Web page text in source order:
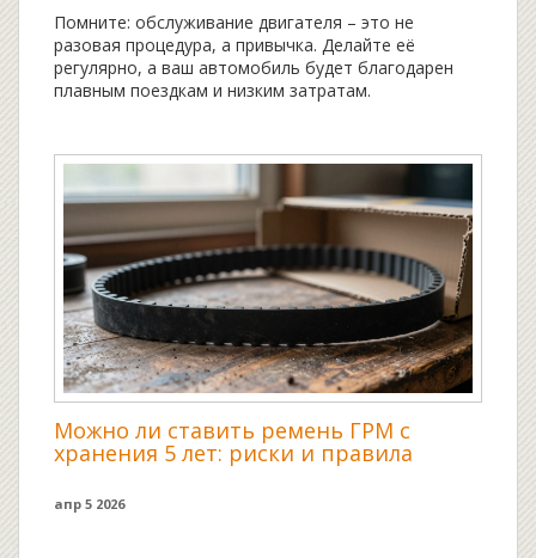
Помните: обслуживание двигателя – это не
разовая процедура, а привычка. Делайте её
регулярно, а ваш автомобиль будет благодарен
плавным поездкам и низким затратам.
Можно ли ставить ремень ГРМ с
хранения 5 лет: риски и правила
апр 5 2026